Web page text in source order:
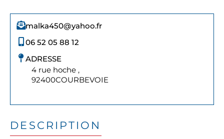
malka450@yahoo.fr
06 52 05 88 12
ADRESSE
4 rue hoche ,
92400COURBEVOIE
DESCRIPTION